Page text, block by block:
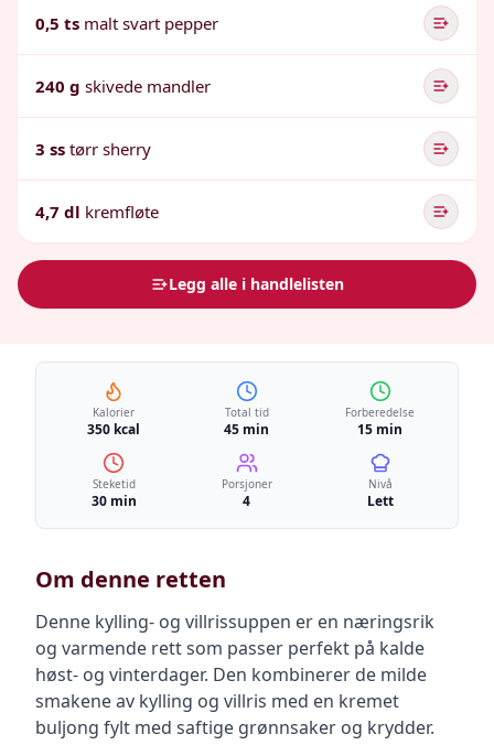
0,5 ts malt svart pepper
240 g skivede mandler
3 ss tørr sherry
4,7 dl kremfløte
Legg alle i handlelisten
Kalorier
350 kcal
Total tid
45 min
Forberedelse
15 min
Steketid
30 min
Porsjoner
4
Nivå
Lett
Om denne retten
Denne kylling- og villrissuppen er en næringsrik
og varmende rett som passer perfekt på kalde
høst- og vinterdager. Den kombinerer de milde
smakene av kylling og villris med en kremet
buljong fylt med saftige grønnsaker og krydder.